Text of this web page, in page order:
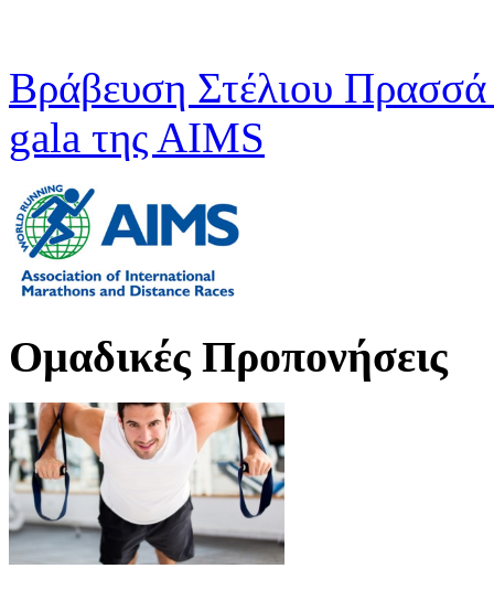
Βράβευση Στέλιου
gala της ΑΙMS
Oμαδικές Προπονήσεις